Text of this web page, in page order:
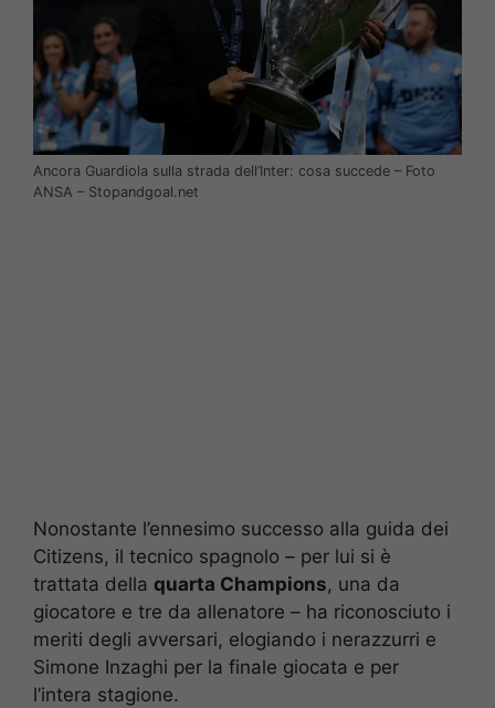
Ancora Guardiola sulla strada dell’Inter: cosa succede – Foto
ANSA – Stopandgoal.net
Nonostante l’ennesimo successo alla guida dei
Citizens, il tecnico spagnolo – per lui si è
trattata della quarta Champions, una da
giocatore e tre da allenatore – ha riconosciuto i
meriti degli avversari, elogiando i nerazzurri e
Simone Inzaghi per la finale giocata e per
l’intera stagione.